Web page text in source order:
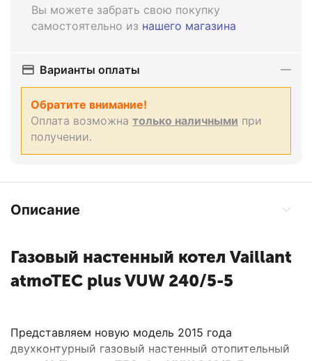
Вы можете забрать свою покупку
самостоятельно из нашего магазина
Варианты оплаты
Обратите внимание!
Оплата возможна только наличными при
получении.
Описание
Газовый настенный котел Vaillant
atmoTEC plus VUW 240/5-5
Представляем новую модель 2015 года
двухконтурный газовый настенный отопительный